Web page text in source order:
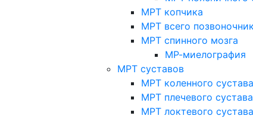
МРТ копчика
МРТ всего
МРТ спинного мозга
МР-миелография
МРТ суставов
МРТ коленного сустава
МРТ плечевого сустава
МРТ локтевого сустава